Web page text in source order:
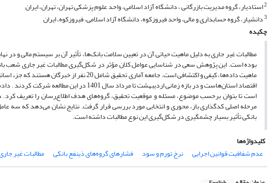
2استادیار، گروه مدیریت بازرگانی ، دانشگاه آزاد اسلامی، واحد علوم پزشکی تهران، تهران، ایران
3دانشیار، گروه حسابداری و مالی، واحد فیروزکوه، دانشگاه آزاد اسلامی، فیروزکوه، ایران
چکیده
مطالبات غیر جاری به دلیل ماهیت حیاتی آن در تعیین سلامت بانک‌ها، تأثیر آن بر سیستم مالی
بوده است. این پژوهش سعی در شناسایی عوامل کلان مؤثر در شکل‌گیری مطالبات غیر جاری
ماهیت داده‌ها، کیفی و اکتشافی است. جامعه آماری
اقتصاد استان‌هاست و در بازه زمانی اردیبهشت
مرحله اصلی کدگذاری باز، محوری و انتخابی مورد بررسی قرار گرفت. نتایج نشان می‌دهد که سه
بانکی تأثیر بسیار چشمگیری در شکل‌گیری این نوع مطالبات داشته است.
کلیدواژه‌ها
عدم شفافیت قوانین اجرایی
نرخ تورم و سود فشارهای گروه‌های ذینفع بانکی مطالبات غیر